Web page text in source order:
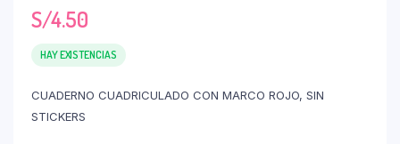
S/4.50
HAY EXISTENCIAS
CUADERNO CUADRICULADO CON MARCO ROJO, SIN
STICKERS